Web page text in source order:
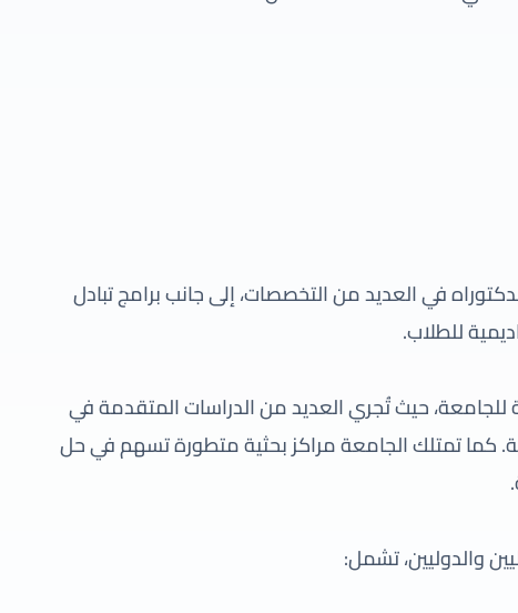
في العديد من التخصصات، إلى جانب برامج تبادل
للطلاب.
للجامعة، حيث تُجري العديد من الدراسات المتقدمة في
كما تمتلك الجامعة مراكز بحثية متطورة تسهم في حل
والدوليين، تشمل: